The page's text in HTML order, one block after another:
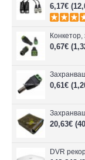
6,17€
0,67€
0,61€
20,63€